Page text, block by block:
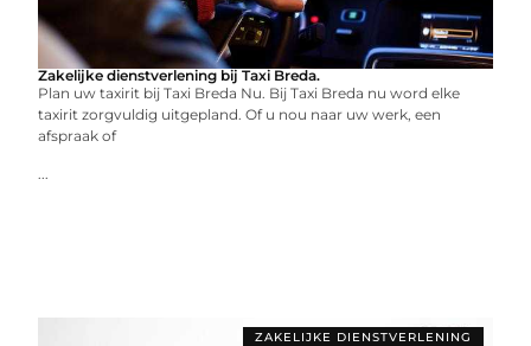
Zakelijke dienstverlening bij Taxi Breda.
Plan uw taxirit bij Taxi Breda Nu. Bij Taxi Breda nu word elke
taxirit zorgvuldig uitgepland. Of u nou naar uw werk, een
afspraak of
...
ZAKELIJKE DIENSTVERLENING